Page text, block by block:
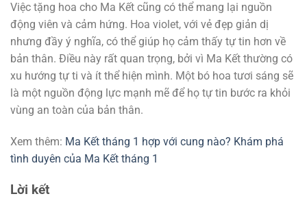
Việc tặng hoa cho Ma Kết cũng có thể mang lại nguồn
động viên và cảm hứng. Hoa violet, với vẻ đẹp giản dị
nhưng đầy ý nghĩa, có thể giúp họ cảm thấy tự tin hơn về
bản thân. Điều này rất quan trọng, bởi vì Ma Kết thường có
xu hướng tự ti và ít thể hiện mình. Một bó hoa tươi sáng sẽ
là một nguồn động lực mạnh mẽ để họ tự tin bước ra khỏi
vùng an toàn của bản thân.
Xem thêm: Ma Kết tháng 1 hợp với cung nào? Khám phá
tình duyên của Ma Kết tháng 1
Lời kết